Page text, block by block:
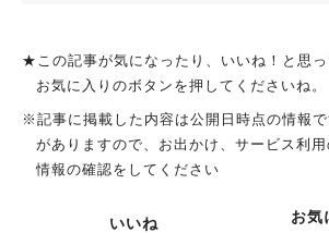
★この記事が気になったり、いいね！と思
お気に入りのボタンを押してくださいね。
※記事に掲載した内容は公開日時点の情報
がありますので、お出かけ、サービス利
情報の確認をしてください
いいね お気